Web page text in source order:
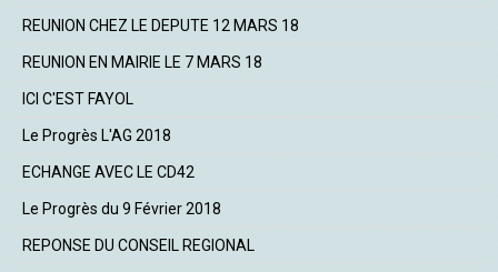
REUNION CHEZ LE DEPUTE 12 MARS 18
REUNION EN MAIRIE LE 7 MARS 18
ICI C'EST FAYOL
Le Progrès L'AG 2018
ECHANGE AVEC LE CD42
Le Progrès du 9 Février 2018
REPONSE DU CONSEIL REGIONAL